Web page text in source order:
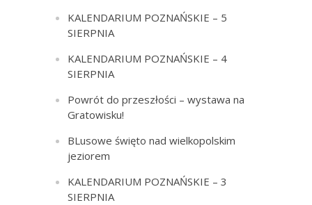
KALENDARIUM POZNAŃSKIE – 5
SIERPNIA
KALENDARIUM POZNAŃSKIE – 4
SIERPNIA
Powrót do przeszłości – wystawa na
Gratowisku!
BLusowe święto nad wielkopolskim
jeziorem
KALENDARIUM POZNAŃSKIE – 3
SIERPNIA